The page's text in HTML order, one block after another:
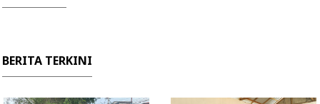
BERITA TERKINI